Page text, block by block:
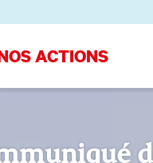
ACTIONS